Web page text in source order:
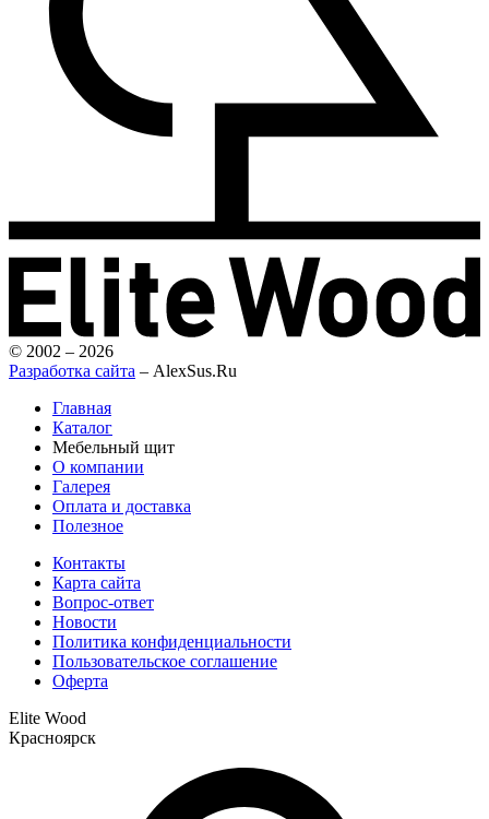
© 2002 – 2026
Разработка сайта – AlexSus.Ru
Главная
Каталог
Мебельный щит
О компании
Галерея
Оплата и доставка
Полезное
Контакты
Карта сайта
Вопрос-ответ
Новости
Политика конфиденциальности
Пользовательское соглашение
Оферта
Elite Wood
Красноярск